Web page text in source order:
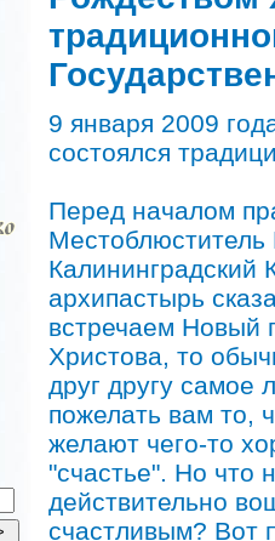
9 января 2009
состоялся
Перед началом
Калининградский
архипастырь
встречаем Новый
Христова, то
друг другу самое
пожелать вам то,
желают чего-то
"счастье". Но что
действительно
счастливым? Вот